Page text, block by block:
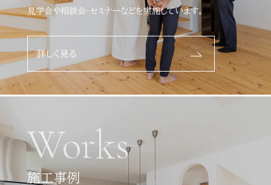
見学会や相談会・セミナーなどを実施しています。
詳しく見る
Works
施工事例